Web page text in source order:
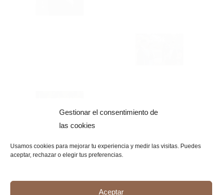
Gestionar el consentimiento de
las cookies
Usamos cookies para mejorar tu experiencia y medir las visitas. Puedes
aceptar, rechazar o elegir tus preferencias.
Aceptar